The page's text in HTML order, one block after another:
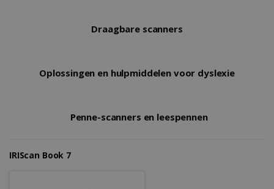
Draagbare scanners
Oplossingen en hulpmiddelen voor dyslexie
Penne-scanners en leespennen
IRIScan Book 7